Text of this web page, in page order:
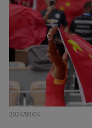
2024/08/04